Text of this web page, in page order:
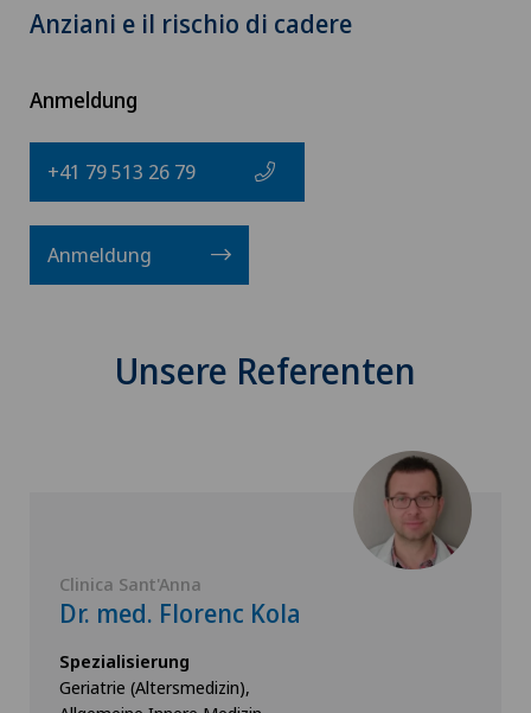
Anziani e il rischio di cadere
Anmeldung
+41 79 513 26 79
Anmeldung
Unsere Referenten
Clinica Sant'Anna
Dr. med. Florenc Kola
Spezialisierung
Geriatrie (Altersmedizin),